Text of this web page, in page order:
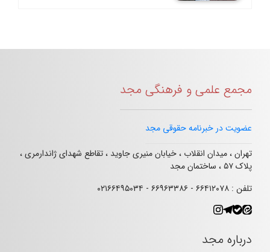
مجمع علمی و فرهنگی مجد
عضویت در خبرنامه حقوقی مجد
تهران ، میدان انقلاب ، خیابان منیری جاوید ، تقاطع شهدای ژاندارمری ،
پلاک ۵۷ ، ساختمان مجد
تلفن : ۶۶۴۱۲۰۷۸ - ۶۶۹۶۳۳۸۶ - ۰۲۱۶۶۴۹۵۰۳۴
درباره مجد